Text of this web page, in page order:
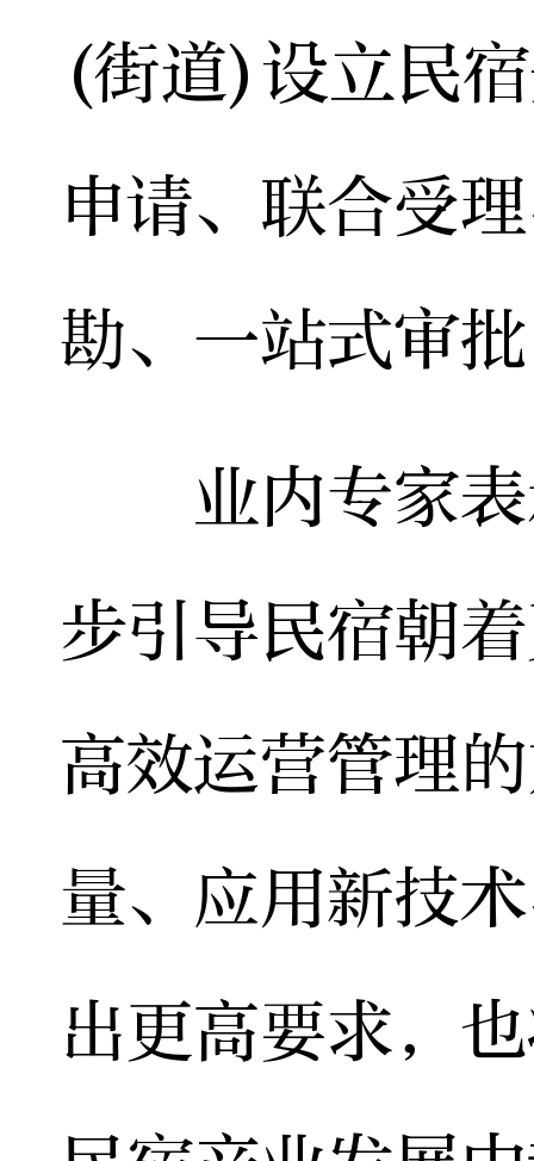
(街道)设立民
申请、联合受
勘、一站式审
业内专家表
步引导民宿朝
高效运营管理
量、应用新技
出更高要求，